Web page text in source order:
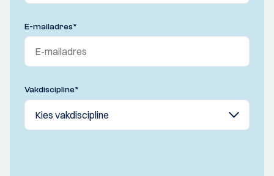
E-mailadres*
Vakdiscipline*